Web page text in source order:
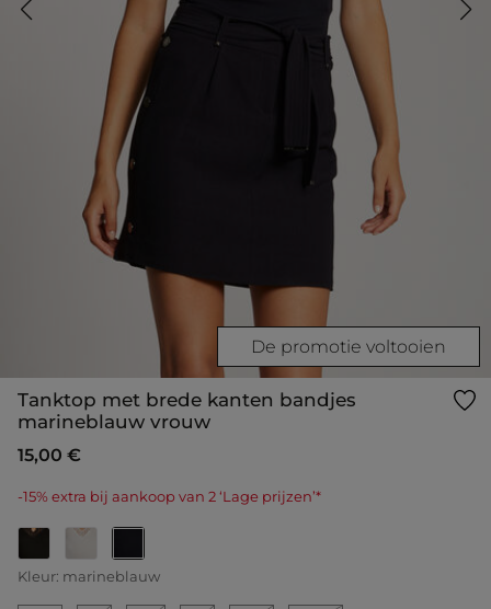
De promotie voltooien
Tanktop met brede kanten bandjes
marineblauw vrouw
15,00 €
-15% extra bij aankoop van 2 ‘Lage prijzen’*
geselecteerd
Kleur: marineblauw